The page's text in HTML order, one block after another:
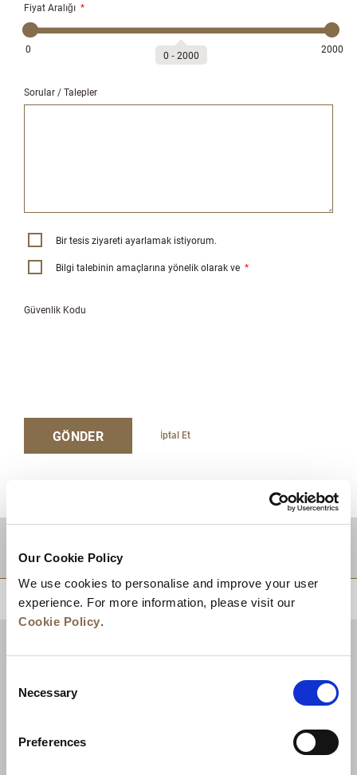
Our Cookie Policy
We use cookies to personalise and improve your user
experience. For more information, please visit our
Cookie Policy.
Selection
Necessary
Preferences
Fiyat Aralığı *
0 2000
0 ‐ 2000
Sorular / Talepler
Bir tesis ziyareti ayarlamak istiyorum.
Bilgi talebinin amaçlarına yönelik olarak ve *
Güvenlik Kodu
GÖNDER İptal Et
EN BAŞA DÖN